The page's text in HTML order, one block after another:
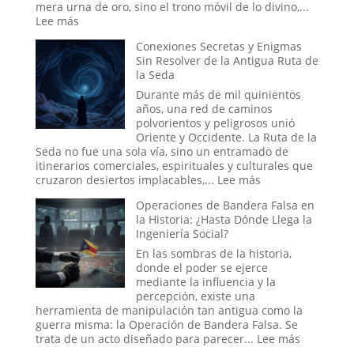
Moldea
la
mera urna de oro, sino el trono móvil de lo divino,...
Lee más:
el
Arca
de
la
Alianza
una
Batería
Antigua?
La
teoría
del
Relato
Bíblico
Conexiones Secretas y Enigmas
Sin Resolver de la Antigua Ruta de
la Seda
Durante más de mil quinientos
años, una red de caminos
polvorientos y peligrosos unió
Oriente y Occidente. La Ruta de la
Seda no fue una sola vía, sino un entramado de
itinerarios comerciales, espirituales y culturales que
cruzaron desiertos implacables,... Lee más:
Secretas
y
Sin
Resolver
de
la
Antigua
Ruta
de
Operaciones de Bandera Falsa en
la Historia: ¿Hasta Dónde Llega la
Ingeniería Social?
En las sombras de la historia,
donde el poder se ejerce
mediante la influencia y la
percepción, existe una
herramienta de manipulación tan antigua como la
guerra misma: la Operación de Bandera Falsa. Se
trata de un acto diseñado para parecer... Lee más: